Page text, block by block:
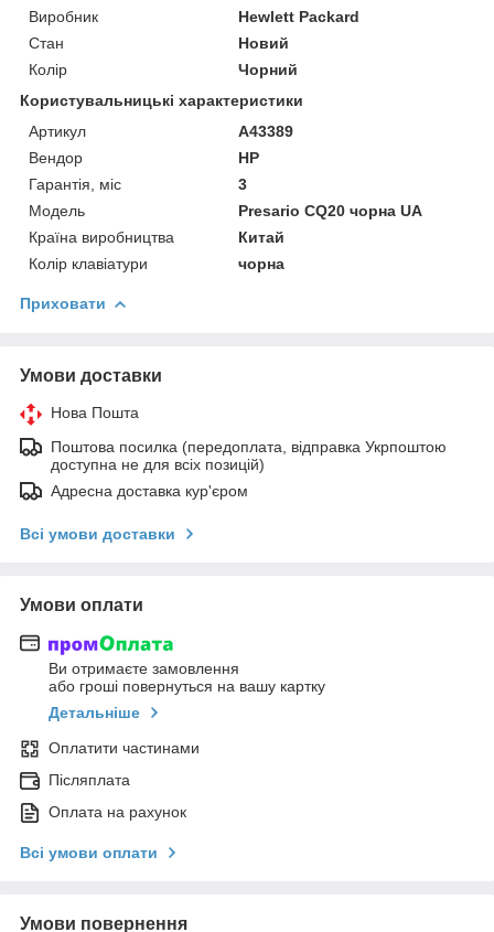
Виробник
Hewlett Packard
Стан
Новий
Колір
Чорний
Користувальницькі характеристики
Артикул
A43389
Вендор
HP
Гарантія, міс
3
Мoдель
Presario CQ20 чорна UA
Країна виробництва
Китай
Колір клавіатури
чорна
Приховати
Умови доставки
Нова Пошта
Поштова посилка (передоплата, відправка Укрпоштою
доступна не для всіх позицій)
Адресна доставка кур'єром
Всі умови доставки
Умови оплати
Ви отримаєте замовлення
або гроші повернуться на вашу картку
Детальніше
Оплатити частинами
Післяплата
Оплата на рахунок
Всі умови оплати
Умови повернення